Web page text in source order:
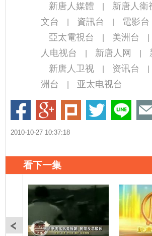
新唐人媒體 新唐人衛
文台
資訊台 電影台
亞太電視台 美洲台
人电视台
新唐人网
新唐人卫视 资讯台
洲台
亚太电视台
2010-10-27 10:37:18
看下一集